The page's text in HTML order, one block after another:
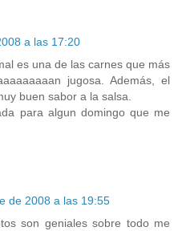
a las 17:20
es una de las carnes que más
jugosa. Además, el
buen sabor a la salsa.
para algun domingo que me
de 2008 a las 19:55
son geniales sobre todo me